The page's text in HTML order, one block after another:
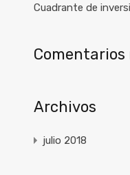
Cuadrante de
Archivos
julio 2018